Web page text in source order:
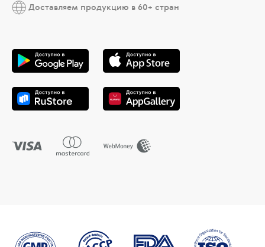
Доставляем продукцию в 60+ стран